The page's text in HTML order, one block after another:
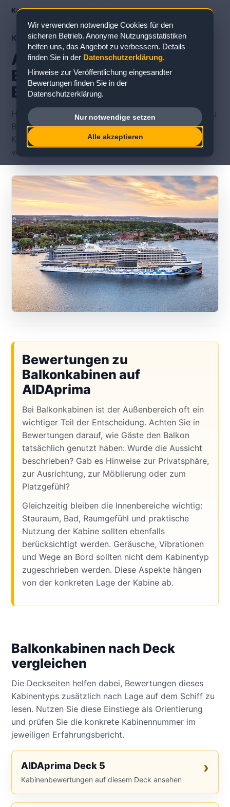
Kabinenbewertungen/AIDA/AIDAprima/Balkonkabine
KABINENTYP
AIDAprima Balkonkabine:
Erfahrungen und
Bewertungen
Hier finden Sie veröffentlichte Erfahrungsberichte zu
Balkonkabinen auf der AIDAprima. Die einzelnen
Karten führen zu konkreten Kabinennummern und
vollständigen Rückmeldungen.
Bewertungen zu
Balkonkabinen auf
AIDAprima
Bei Balkonkabinen ist der Außenbereich oft ein
wichtiger Teil der Entscheidung. Achten Sie in
Bewertungen darauf, wie Gäste den Balkon
tatsächlich genutzt haben: Wurde die Aussicht
beschrieben? Gab es Hinweise zur Privatsphäre,
zur Ausrichtung, zur Möblierung oder zum
Platzgefühl?
Gleichzeitig bleiben die Innenbereiche wichtig:
Stauraum, Bad, Raumgefühl und praktische
Nutzung der Kabine sollten ebenfalls
berücksichtigt werden. Geräusche, Vibrationen
und Wege an Bord sollten nicht dem Kabinentyp
zugeschrieben werden. Diese Aspekte hängen
von der konkreten Lage der Kabine ab.
Balkonkabinen nach Deck
vergleichen
Die Deckseiten helfen dabei, Bewertungen dieses
Kabinentyps zusätzlich nach Lage auf dem Schiff zu
lesen. Nutzen Sie diese Einstiege als Orientierung
und prüfen Sie die konkrete Kabinennummer im
jeweiligen Erfahrungsbericht.
AIDAprima Deck 5
Kabinenbewertungen auf diesem Deck ansehen
Wir verwenden notwendige Cookies für den
sicheren Betrieb. Anonyme Nutzungsstatistiken
helfen uns, das Angebot zu verbessern. Details
finden Sie in der Datenschutzerklärung.
Hinweise zur Veröffentlichung eingesandter
Bewertungen finden Sie in der
Datenschutzerklärung.
Nur notwendige setzen
Alle akzeptieren